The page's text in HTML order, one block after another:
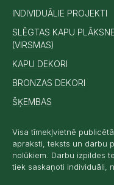
INDIVIDUĀLIE PROJEKTI
SLĒGTAS KAPU
(VIRSMAS)
KAPU DEKORI
BRONZAS DEKORI
ŠĶEMBAS
Visa tīmekļvietnē
apraksti, teksts un darbu
nolūkiem. Darbu izpildes
tiek saskaņoti individuāli,